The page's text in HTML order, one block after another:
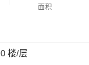
面积
0 楼/层